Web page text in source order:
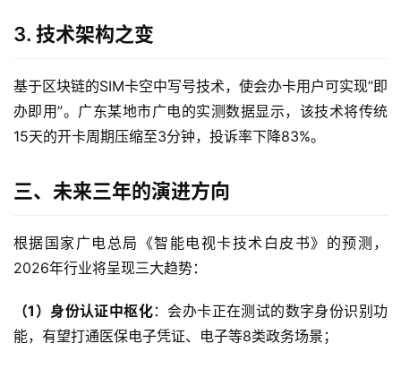
首
流
量
宽
随
W
i
3. 技术架构之变
基于区块链的SIM卡空中写号技术，使会办卡用户可实现”即
办即用”。广东某地市广电的实测数据显示，该技术将传统
15天的开卡周期压缩至3分钟，投诉率下降83%。
三、未来三年的演进方向
根据国家广电总局《智能电视卡技术白皮书》的预测，
2026年行业将呈现三大趋势：
（1）身份认证中枢化：会办卡正在测试的数字身份识别功
能，有望打通医保电子凭证、电子等8类政务场景；